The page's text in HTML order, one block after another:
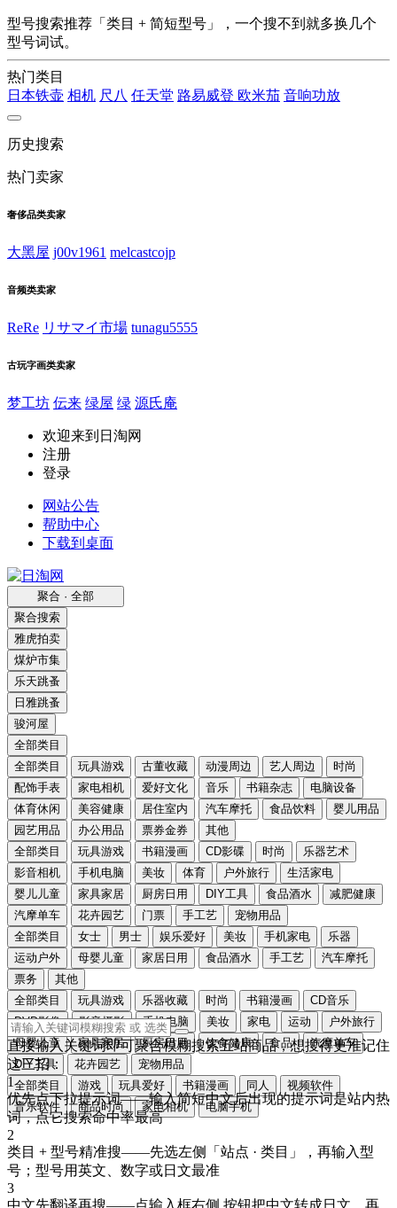
型号搜索推荐「类目 + 简短型号」，一个搜不到就多换几个
型号词试。
热门类目
日本铁壶 相机 尺八 任天堂 路易威登 欧米茄 音响功放
历史搜索
热门卖家
奢侈品类卖家
大黑屋 j00v1961 melcastcojp
音频类卖家
ReRe リサマイ市場 tunagu5555
古玩字画类卖家
梦工坊 伝来 绿屋 绿 源氏庵
欢迎来到日淘网
注册
登录
网站公告
帮助中心
下载到桌面
聚合 · 全部
聚合搜索
雅虎拍卖
煤炉市集
乐天跳蚤
日雅跳蚤
骏河屋
全部类目
全部类目
玩具游戏 古董收藏 动漫周边 艺人周边
时尚
配饰手表
家电相机 爱好文化 音乐 书籍杂志
电脑设备
体育休闲
美容健康 居住室内 汽车摩托 食品饮料
婴儿用品
园艺用品
办公用品 票券金券
其他
全部类目
玩具游戏 书籍漫画 CD影碟 时尚
乐器艺术
影音相机
手机电脑 美妆 体育 户外旅行
生活家电
婴儿儿童
家具家居 厨房日用 DIY工具 食品酒水
减肥健康
汽摩单车
花卉园艺 门票 手工艺
宠物用品
全部类目
女士 男士 娱乐爱好 美妆 手机家电
乐器
运动户外
母婴儿童 家居日用 食品酒水 手工艺
汽车摩托
票务
其他
全部类目
玩具游戏 乐器收藏 时尚 书籍漫画
CD音乐
DVD影像
影音摄影 手机电脑 美妆 家电 运动
户外旅行
母婴儿童
家具家居 厨房日用 饮食健康 食品
汽摩单车
DIY工具
花卉园艺
宠物用品
全部类目
游戏 玩具爱好 书籍漫画 同人
视频软件
音乐软件
商品时尚 家电相机 电脑手机
直接输入关键词即可聚合模糊搜索五站商品，想搜得更准记住
这三招：
1
优先点下拉提示词——输入简短中文后出现的提示词是站内热
词，点它搜索命中率最高
2
类目 + 型号精准搜——先选左侧「站点 · 类目」，再输入型
号；型号用英文、数字或日文最准
3
中文先翻译再搜——点输入框右侧 按钮把中文转成日文 ，再